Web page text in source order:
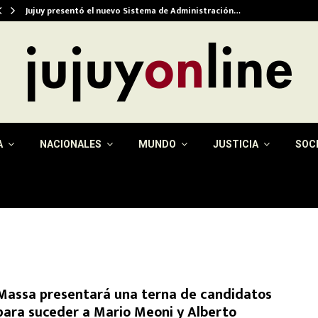
Jujuy presentó el nuevo Sistema de Administración…
NACIONALES MUNDO JUSTICIA
presentará una terna de candidatos
suceder a Mario Meoni y Alberto